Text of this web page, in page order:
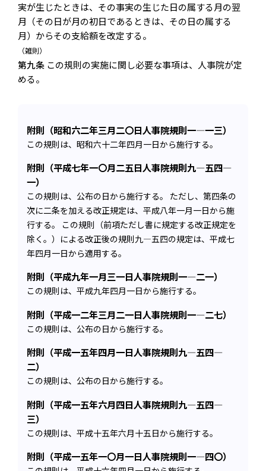
実が生じたときは、その事実の生じた日の属する月の翌
月（その日が月の初日であるときは、その日の属する
月）からその支給額を改定する。
（雑則）
第九条 この規則の実施に関し必要な事項は、人事院が定
める。
附則（昭和六二年三月二〇日人事院規則一―一三）
この規則は、昭和六十二年四月一日から施行する。
附則（平成七年一〇月二五日人事院規則九―五四―
一）
この規則は、公布の日から施行する。 ただし、第四条の
次に二条を加える改正規定は、平成八年一月一日から施
行する。 この規則（前項ただし書に規定する改正規定を
除く。）による改正後の規則九―五四の規定は、平成七
年四月一日から適用する。
附則（平成九年一月三一日人事院規則一―二一）
この規則は、平成九年四月一日から施行する。
附則（平成一二年三月二一日人事院規則一―二七）
この規則は、公布の日から施行する。
附則（平成一五年四月一日人事院規則九―五四―
二）
この規則は、公布の日から施行する。
附則（平成一五年六月四日人事院規則九―五四―
三）
この規則は、平成十五年六月十五日から施行する。
附則（平成一五年一〇月一日人事院規則一―四〇）